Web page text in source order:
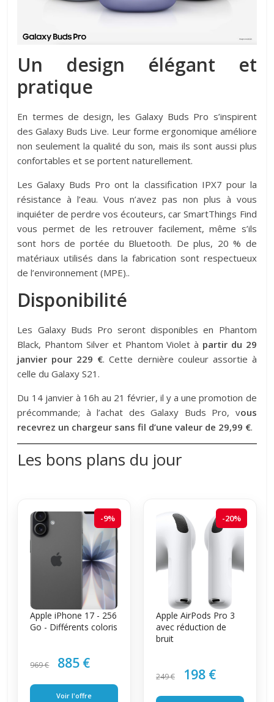
Un design élégant et
pratique
En termes de design, les Galaxy Buds Pro s’inspirent
des Galaxy Buds Live. Leur forme ergonomique améliore
non seulement la qualité du son, mais ils sont aussi plus
confortables et se portent naturellement.
Les Galaxy Buds Pro ont la classification IPX7 pour la
résistance à l’eau. Vous n’avez pas non plus à vous
inquiéter de perdre vos écouteurs, car SmartThings Find
vous permet de les retrouver facilement, même s’ils
sont hors de portée du Bluetooth. De plus, 20 % de
matériaux utilisés dans la fabrication sont respectueux
de l’environnement (MPE)..
Disponibilité
Les Galaxy Buds Pro seront disponibles en Phantom
Black, Phantom Silver et Phantom Violet à partir du 29
janvier pour 229 €. Cette dernière couleur assortie à
celle du Galaxy S21.
Du 14 janvier à 16h au 21 février, il y a une promotion de
précommande; à l’achat des Galaxy Buds Pro, vous
recevrez un chargeur sans fil d’une valeur de 29,99 €.
Les bons plans du jour
-9%
Apple iPhone 17 - 256
Go - Différents coloris
969 € 885 €
Voir l'offre
-20%
Apple AirPods Pro 3
avec réduction de
bruit
249 € 198 €